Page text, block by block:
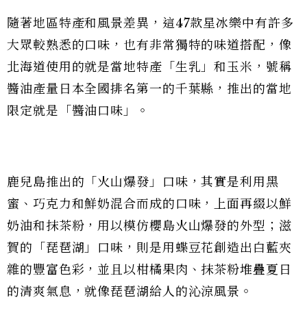
隨著地區特產和風景差異，這47款星冰樂中有許多
大眾較熟悉的口味，也有非常獨特的味道搭配，像
北海道使用的就是當地特產「生乳」和玉米，號稱
醬油產量日本全國排名第一的千葉縣，推出的當地
限定就是「醬油口味」。
鹿兒島推出的「火山爆發」口味，其實是利用黑
蜜、巧克力和鮮奶混合而成的口味，上面再綴以鮮
奶油和抹茶粉，用以模仿櫻島火山爆發的外型；滋
賀的「琵琶湖」口味，則是用蝶豆花創造出白藍夾
雜的豐富色彩，並且以柑橘果肉、抹茶粉堆疊夏日
的清爽氣息，就像琵琶湖給人的沁涼風景。